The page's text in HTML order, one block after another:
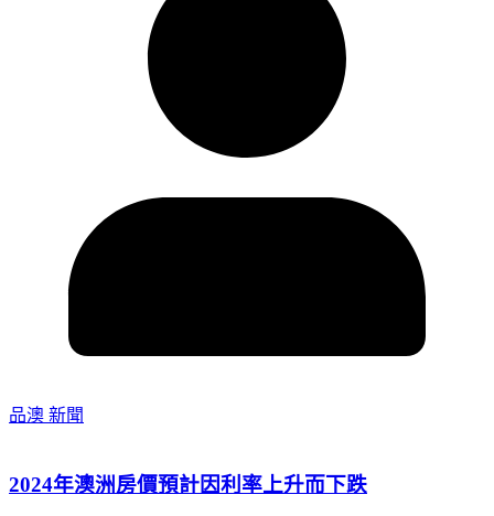
品澳 新聞
2024年澳洲房價預計因利率上升而下跌